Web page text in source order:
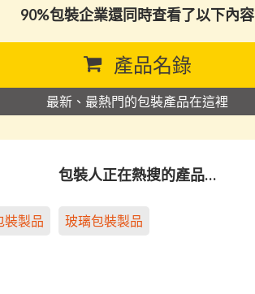
90%包裝企業還同時查看了以下內容
產品名錄
最新、最熱門的包裝產品在這裡
包裝人正在熱搜的產品…
裝製品 玻璃包裝製品